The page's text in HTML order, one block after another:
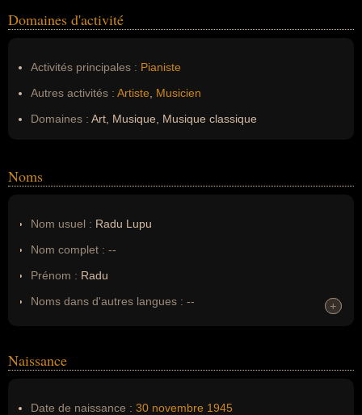
Domaines d'activité
Activités principales : Pianiste
Autres activités : Artiste
Musicien
Domaines : Art, Musique, Musique classique
Noms
Nom usuel : Radu Lupu
Nom complet : --
Prénom : Radu
Noms dans d'autres langues : --
Nom de famille :Lupu
+
+
Naissance
Date de naissance : 30 novembre 1945